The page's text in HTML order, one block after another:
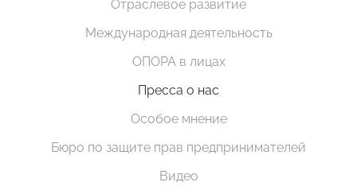
Отраслевое развитие
Международная деятельность
ОПОРА в лицах
Пресса о нас
Особое мнение
Бюро по защите прав предпринимателей
Видео